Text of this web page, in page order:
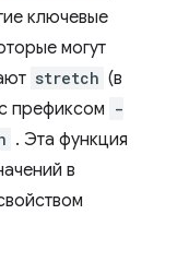
ключевые
могут
stretch (в
префиксом -
. Эта функция
в